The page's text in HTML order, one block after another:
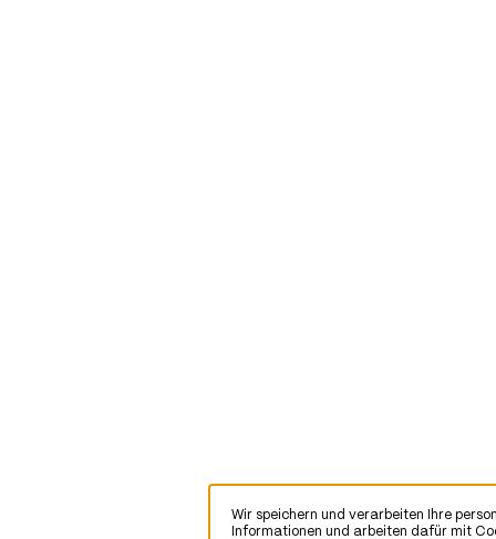
Informationen,
Wir speichern und verarbeiten Ihre
Informationen und arbeiten dafür mit